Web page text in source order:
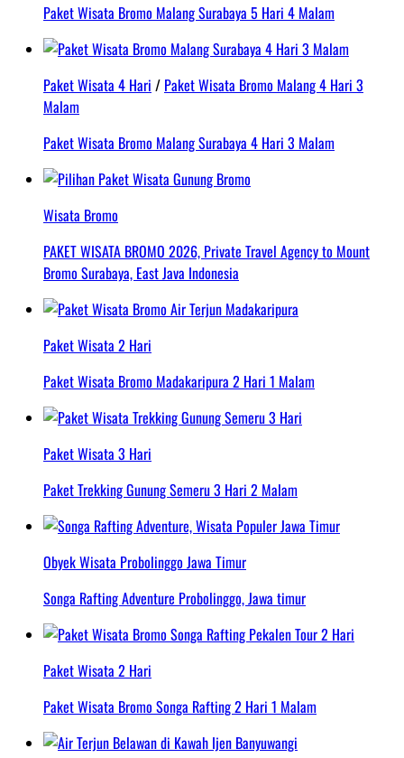
Paket Wisata Bromo Malang Surabaya 5 Hari 4 Malam
Paket Wisata 4 Hari / Paket Wisata Bromo Malang 4 Hari 3
Malam
Paket Wisata Bromo Malang Surabaya 4 Hari 3 Malam
Wisata Bromo
PAKET WISATA BROMO 2026, Private Travel Agency to Mount
Bromo Surabaya, East Java Indonesia
Paket Wisata 2 Hari
Paket Wisata Bromo Madakaripura 2 Hari 1 Malam
Paket Wisata 3 Hari
Paket Trekking Gunung Semeru 3 Hari 2 Malam
Obyek Wisata Probolinggo Jawa Timur
Songa Rafting Adventure Probolinggo, Jawa timur
Paket Wisata 2 Hari
Paket Wisata Bromo Songa Rafting 2 Hari 1 Malam